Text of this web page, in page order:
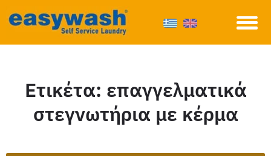
Ετικέτα: επαγγελματικά
στεγνωτήρια με κέρμα